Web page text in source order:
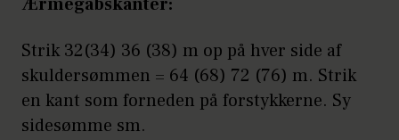
Strik 32(34) 36 (38) m op på hver side af
skuldersømmen = 64 (68) 72 (76) m. Strik
en kant som forneden på forstykkerne. Sy
sidesømme sm.